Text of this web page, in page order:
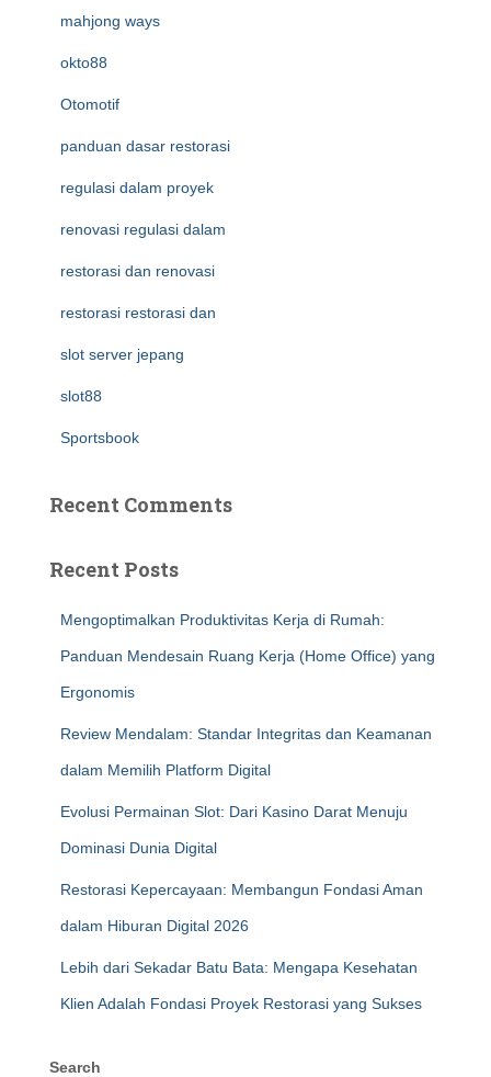
mahjong ways
okto88
Otomotif
panduan dasar restorasi
regulasi dalam proyek
renovasi regulasi dalam
restorasi dan renovasi
restorasi restorasi dan
slot server jepang
slot88
Sportsbook
Recent Comments
Recent Posts
Mengoptimalkan Produktivitas Kerja di Rumah:
Panduan Mendesain Ruang Kerja (Home Office) yang
Ergonomis
Review Mendalam: Standar Integritas dan Keamanan
dalam Memilih Platform Digital
Evolusi Permainan Slot: Dari Kasino Darat Menuju
Dominasi Dunia Digital
Restorasi Kepercayaan: Membangun Fondasi Aman
dalam Hiburan Digital 2026
Lebih dari Sekadar Batu Bata: Mengapa Kesehatan
Klien Adalah Fondasi Proyek Restorasi yang Sukses
Search